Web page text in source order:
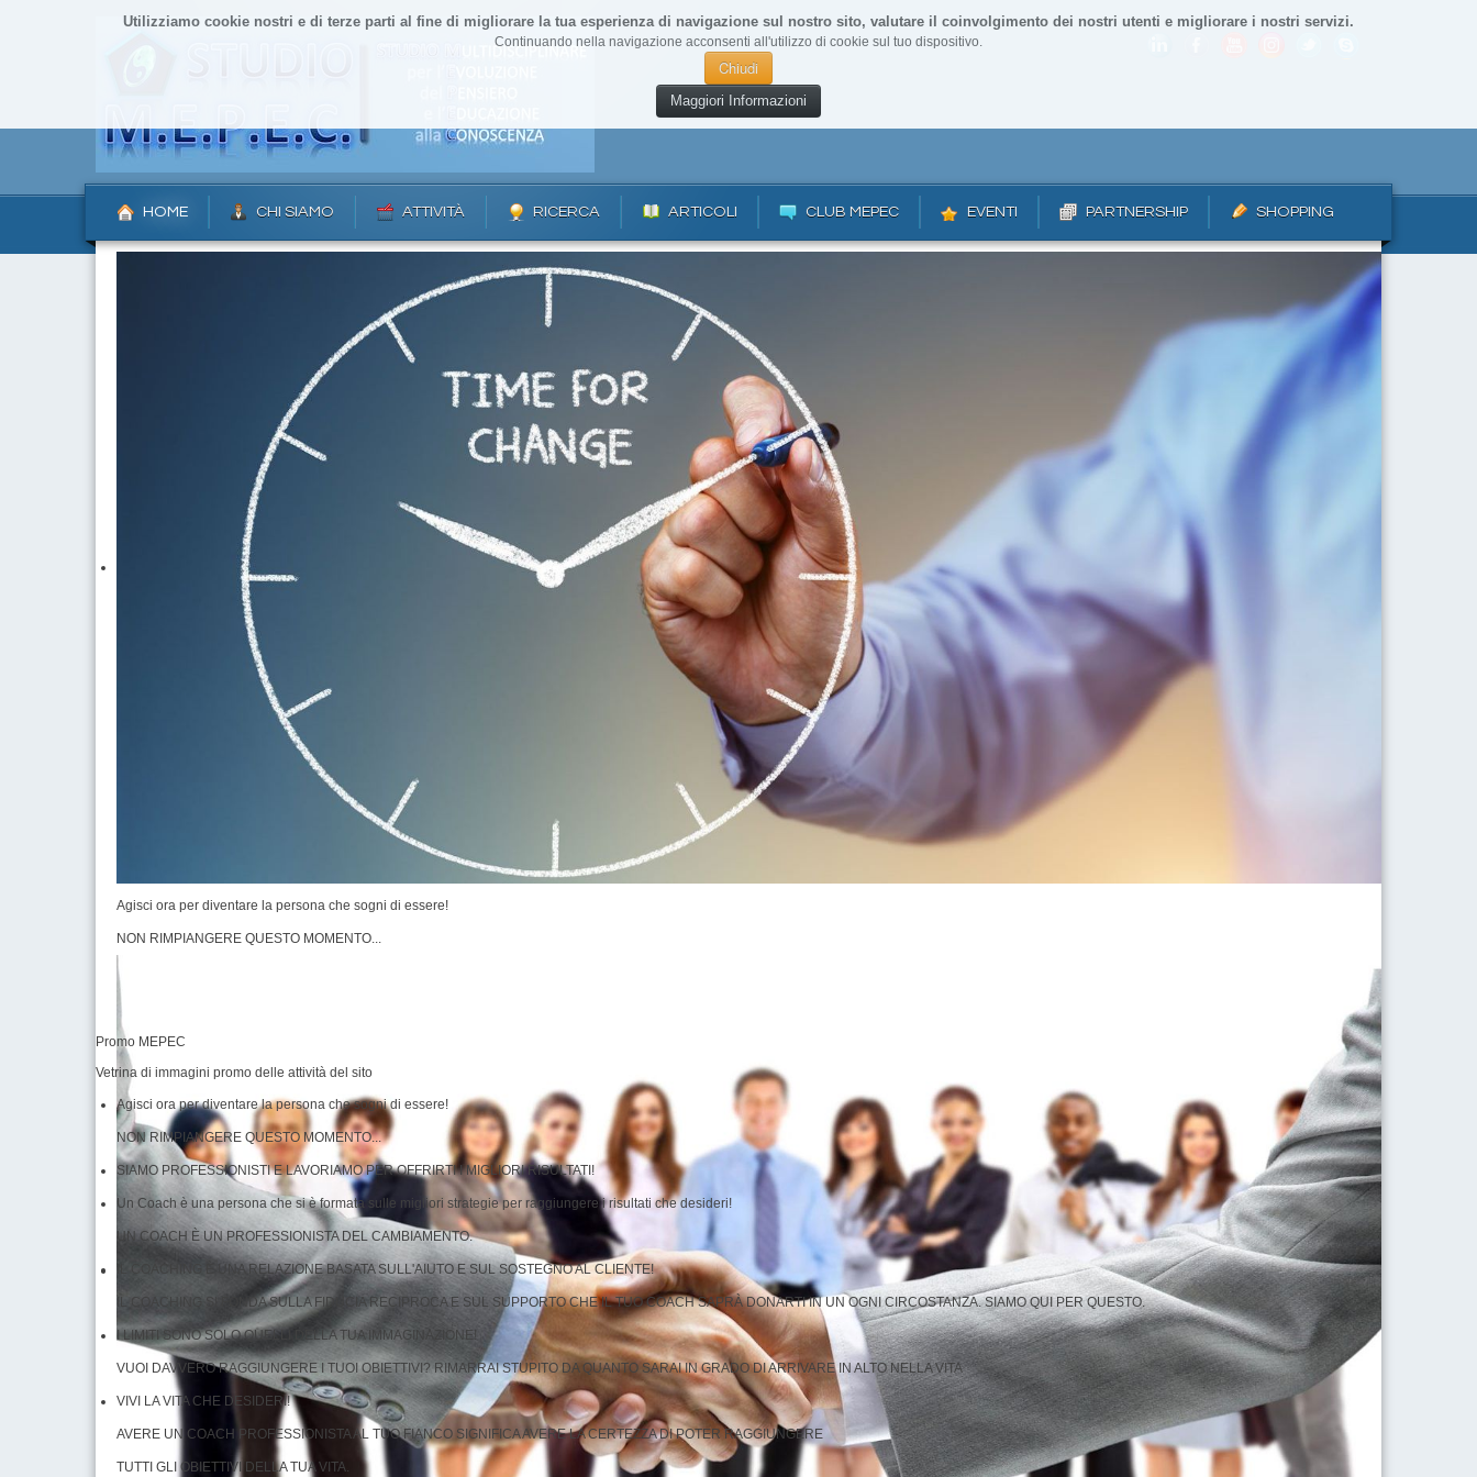
Utilizziamo cookie nostri e di terze parti al fine di migliorare la tua esperienza di navigazione sul nostro sito, valutare il coinvolgimento dei nostri utenti e migliorare i nostri servizi.
Continuando nella navigazione acconsenti all'utilizzo di cookie sul tuo dispositivo.
Chiudi
Maggiori Informazioni
HOME CHI SIAMO ATTIVITÀ RICERCA ARTICOLI CLUB MEPEC EVENTI PARTNERSHIP SHOPPING
Agisci ora per diventare la persona che sogni di essere!
NON RIMPIANGERE QUESTO MOMENTO...
Promo MEPEC
Vetrina di immagini promo delle attività del sito
Agisci ora per diventare la persona che sogni di essere!
NON RIMPIANGERE QUESTO MOMENTO...
SIAMO PROFESSIONISTI E LAVORIAMO PER OFFRIRTI I MIGLIORI RISULTATI!
Un Coach è una persona che si è formata sulle migliori strategie per raggiungere i risultati che desideri!
UN COACH È UN PROFESSIONISTA DEL CAMBIAMENTO.
IL COACHING È UNA RELAZIONE BASATA SULL'AIUTO E SUL SOSTEGNO AL CLIENTE!
IL COACHING SI FONDA SULLA FIDUCIA RECIPROCA E SUL SUPPORTO CHE IL TUO COACH SAPRÀ DONARTI IN UN OGNI CIRCOSTANZA. SIAMO QUI PER QUESTO.
I LIMITI SONO SOLO QUELLI DELLA TUA IMMAGINAZIONE!
VUOI DAVVERO RAGGIUNGERE I TUOI OBIETTIVI? RIMARRAI STUPITO DA QUANTO SARAI IN GRADO DI ARRIVARE IN ALTO NELLA VITA
VIVI LA VITA CHE DESIDERI!
AVERE UN COACH PROFESSIONISTA AL TUO FIANCO SIGNIFICA AVERE LA CERTEZZA DI POTER RAGGIUNGERE
TUTTI GLI OBIETTIVI DELLA TUA VITA.